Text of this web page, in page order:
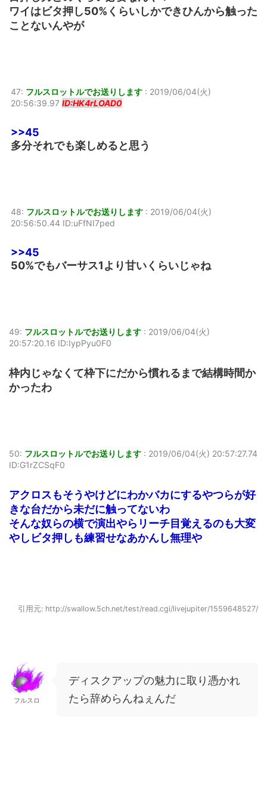
ワイはビタ押し50%くらいしかできひんから触った
ことないんやが
47: フルスロットルでお送りします : 2019/06/04(火)
20:56:39.97 ID:HK4rLOAD0
>>45
多分それでも楽しめると思う
48: フルスロットルでお送りします : 2019/06/04(火)
20:56:50.44 ID:uFfNI7ped
>>45
50%でもバーサス1より甘いくらいじゃね
49: フルスロットルでお送りします : 2019/06/04(火)
20:57:20.16 ID:IypPyu0F0
枠内じゃなくて枠下にだから慣れるまで結構時間か
かったわ
50: フルスロットルでお送りします : 2019/06/04(火) 20:57:27.74
ID:G1rZCSqF0
アクロスもそうやけどにわかバカにするやつらが好
きな台だから未だに触ってないわ
そんな奴らの横で演出やらリーチ目覚えるのも大変
やしビタ押しも練習せなあかんし無理や
引用元: http://swallow.5ch.net/test/read.cgi/livejupiter/1559648527/
フルスロ
ディスクアップの魅力に取り憑かれ
たら辞めらんねぇんだ